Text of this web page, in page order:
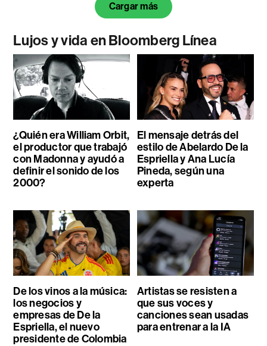
Cargar más
Lujos y vida en Bloomberg Línea
¿Quién era William Orbit,
el productor que trabajó
con Madonna y ayudó a
definir el sonido de los
2000?
El mensaje detrás del
estilo de Abelardo De la
Espriella y Ana Lucía
Pineda, según una
experta
De los vinos a la música:
los negocios y
empresas de De la
Espriella, el nuevo
presidente de Colombia
Artistas se resisten a
que sus voces y
canciones sean usadas
para entrenar a la IA